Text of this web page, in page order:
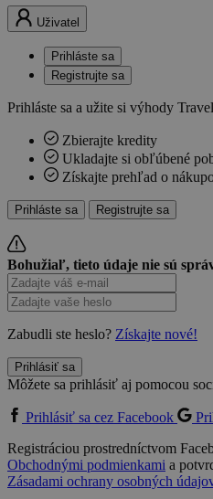
Uživatel
Prihláste sa
Registrujte sa
Prihláste sa a užite si výhody
Zbierajte kredity
Ukladajte si obľúbené
Získajte prehľad o
Prihláste sa Registrujte sa
Bohužiaľ, tieto údaje nie sú
Zabudli ste heslo? Získajte nové!
Prihlásiť sa
Môžete sa prihlásiť aj pomocou
Prihlásiť sa cez Facebook
Registráciou prostredníctvom
Obchodnými podmienkami a
Zásadami ochrany osobných